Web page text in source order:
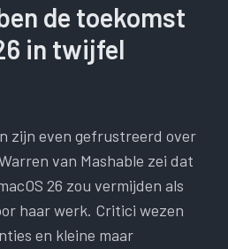
de toekomst
in twijfel
zijn even gefrustreerd over
van Mashable zei dat
26 zou vermijden als
haar werk. Critici wezen
en kleine maar